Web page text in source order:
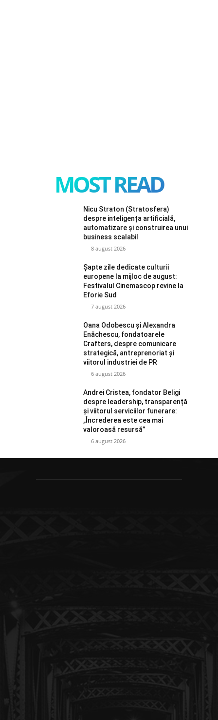
MOST READ
Nicu Straton (Stratosfera)
despre inteligența artificială,
automatizare și construirea unui
business scalabil
8 august 2026
Șapte zile dedicate culturii
europene la mijloc de august:
Festivalul Cinemascop revine la
Eforie Sud
7 august 2026
Oana Odobescu și Alexandra
Enăchescu, fondatoarele
Crafters, despre comunicare
strategică, antreprenoriat și
viitorul industriei de PR
6 august 2026
Andrei Cristea, fondator Beligi
despre leadership, transparență
și viitorul serviciilor funerare:
„Încrederea este cea mai
valoroasă resursă”
6 august 2026